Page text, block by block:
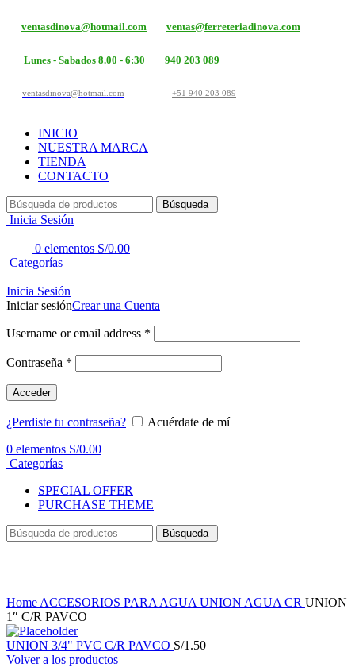
ventasdinova@hotmail.com ventas@ferreteriadinova.com
Lunes - Sabados 8.00 - 6:30 940 203 089
ventasdinova@hotmail.com +51 940 203 089
INICIO
NUESTRA MARCA
TIENDA
CONTACTO
Búsqueda
Inicia Sesión
0 elementos S/0.00
Categorías
Inicia Sesión
Iniciar sesiónCrear una Cuenta
Username or email address *
Contraseña *
Acceder
¿Perdiste tu contraseña?
Acuérdate de mí
0 elementos S/0.00
Categorías
SPECIAL OFFER
PURCHASE THEME
Búsqueda
Home ACCESORIOS PARA AGUA UNION AGUA CR UNION
1″ C/R PAVCO
UNION 3/4" PVC C/R PAVCO S/1.50
Volver a los productos